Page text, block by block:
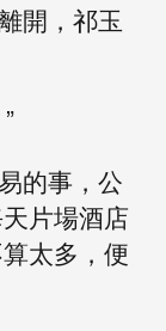
開，祁玉
的事，公
片場酒店
太多，便